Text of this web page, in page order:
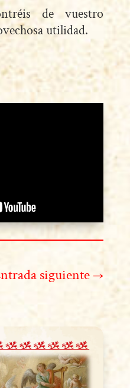
de vuestro
utilidad.
siguiente→